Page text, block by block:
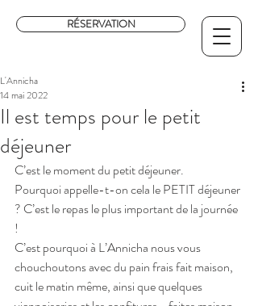
RÉSERVATION
Il est temps pour le petit
déjeuner
L'Annicha
14 mai 2022
C’est le moment du petit déjeuner.
Pourquoi appelle-t-on cela le PETIT déjeuner
? C’est le repas le plus important de la journée
!
C’est pourquoi à L’Annicha nous vous
chouchoutons avec du pain frais fait maison,
cuit le matin même, ainsi que quelques